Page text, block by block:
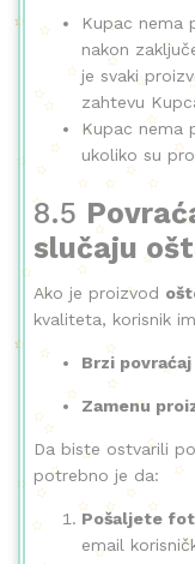
Kupac nema
nakon
je svaki
zahtevu
Kupac nema
ukoliko su
8.5
slučaju
Ako je proizvod
kvaliteta, korisnik
Brzi
Zamenu
Da biste ostvarili
potrebno je da:
Pošaljete
email